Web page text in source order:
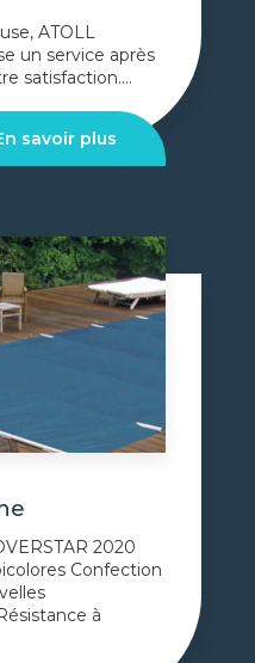
ATOLL
un service après
satisfaction....
savoir plus
2020
Confection
à